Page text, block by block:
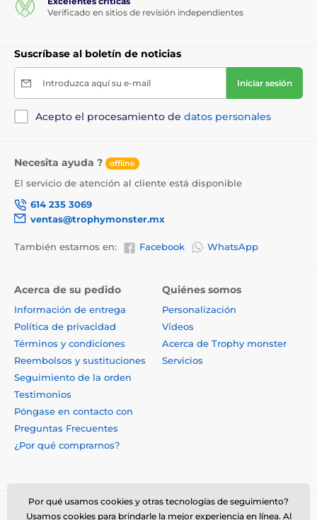
Verificado en sitios de revisión independientes
Suscríbase al boletín de noticias
Introduzca aquí su e-mail Iniciar sesión
Acepto el procesamiento de datos personales
Necesita ayuda ? offline
El servicio de atención al cliente está disponible
614 235 3069
ventas@trophymonster.mx
También estamos en: Facebook WhatsApp
Acerca de su pedido
Información de entrega
Política de privacidad
Términos y condiciones
Reembolsos y sustituciones
Seguimiento de la orden
Testimonios
Póngase en contacto con
Preguntas Frecuentes
¿Por qué comprarnos?
Quiénes somos
Personalización
Vídeos
Acerca de Trophy monster
Servicios
Por qué usamos cookies y otras tecnologías de seguimiento?
Usamos cookies para brindarle la mejor experiencia en línea. Al